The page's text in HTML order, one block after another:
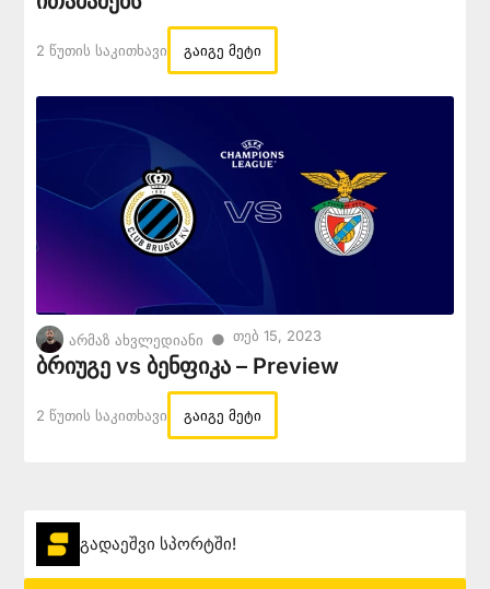
2 Წუთის Საკითხავი გაიგე მეტი
არმაზ ახვლედიანი ● Თებ 15, 2023
ბრიუგე vs ბენფიკა – Preview
2 Წუთის Საკითხავი გაიგე მეტი
გადაეშვი სპორტში!